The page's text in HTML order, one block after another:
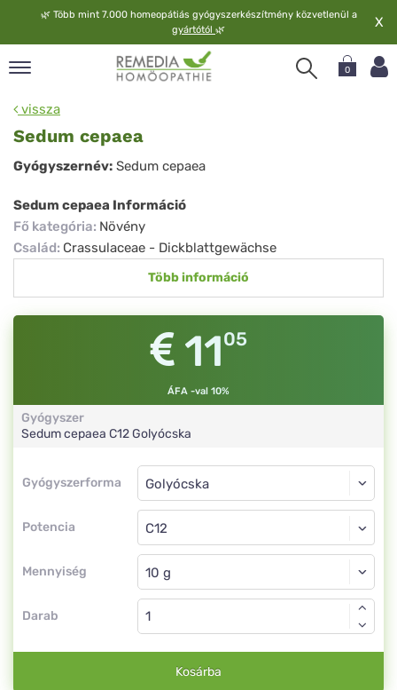
🌿 Több mint 7.000 homeopátiás gyógyszerkészítmény közvetlenül a
gyártótól 🌿 X
0
vissza
Sedum cepaea
Sedum
cepaea
Gyógyszernév: Sedum cepaea
Sedum cepaea Információ
Fő kategória: Növény
Család: Crassulaceae - Dickblattgewächse
Több információ
1105
ÁFA -val 10%
Gyógyszer
Sedum cepaea C12Golyócska
Gyógyszerforma
Gyógyszerforma
Potencia
Golyócska
C12
Mennyiség
Golyócska
Darab
Kosárba